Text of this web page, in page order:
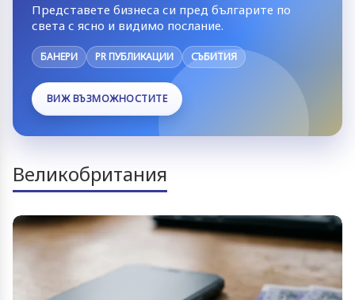
Представете бизнеса си пред българите по
света с ясно и видимо послание.
БАНЕРИ PR ПУБЛИКАЦИИ СЪБИТИЯ
ВИЖ ВЪЗМОЖНОСТИТЕ
Великобритания